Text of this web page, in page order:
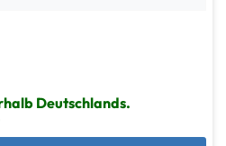
Deutschlands.